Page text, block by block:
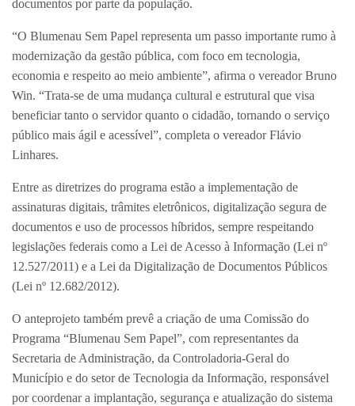
documentos por parte da população.
“O Blumenau Sem Papel representa um passo importante rumo à
modernização da gestão pública, com foco em tecnologia,
economia e respeito ao meio ambiente”, afirma o vereador Bruno
Win. “Trata-se de uma mudança cultural e estrutural que visa
beneficiar tanto o servidor quanto o cidadão, tornando o serviço
público mais ágil e acessível”, completa o vereador Flávio
Linhares.
Entre as diretrizes do programa estão a implementação de
assinaturas digitais, trâmites eletrônicos, digitalização segura de
documentos e uso de processos híbridos, sempre respeitando
legislações federais como a Lei de Acesso à Informação (Lei nº
12.527/2011) e a Lei da Digitalização de Documentos Públicos
(Lei nº 12.682/2012).
O anteprojeto também prevê a criação de uma Comissão do
Programa “Blumenau Sem Papel”, com representantes da
Secretaria de Administração, da Controladoria-Geral do
Município e do setor de Tecnologia da Informação, responsável
por coordenar a implantação, segurança e atualização do sistema